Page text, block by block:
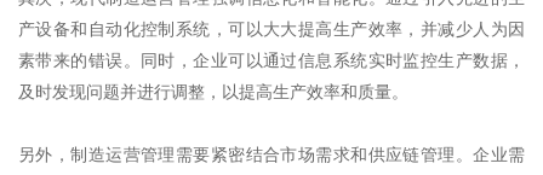
产设备和自动化控制系统，可以大大提高生产效率，并减少人为因
素带来的错误。同时，企业可以通过信息系统实时监控生产数据，
及时发现问题并进行调整，以提高生产效率和质量。
另外，制造运营管理需要紧密结合市场需求和供应链管理。企业需